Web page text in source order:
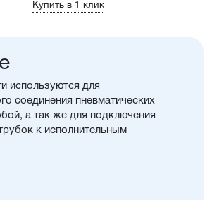
Купить в 1 клик
используются для
соединения пневматических
а так же для подключения
к исполнительным